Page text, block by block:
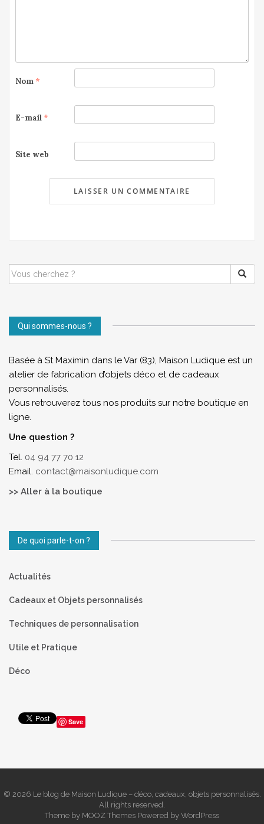
Nom *
E-mail *
Site web
SEARCH
FOR:
Qui sommes-nous ?
Basée à St Maximin dans le Var (83), Maison Ludique est un
atelier de fabrication d’objets déco et de cadeaux
personnalisés.
Vous retrouverez tous nos produits sur notre boutique en
ligne.
Une question ?
Tel. 04 94 77 70 12
Email. contact@maisonludique.com
>> Aller à la boutique
De quoi parle-t-on ?
Actualités
Cadeaux et Objets personnalisés
Techniques de personnalisation
Utile et Pratique
Déco
Save
© 2026 Le blog de Maison Ludique – déco, cadeaux, objets personnalisés.
All rights reserved.
Theme by MOOZ Themes Powered by WordPress